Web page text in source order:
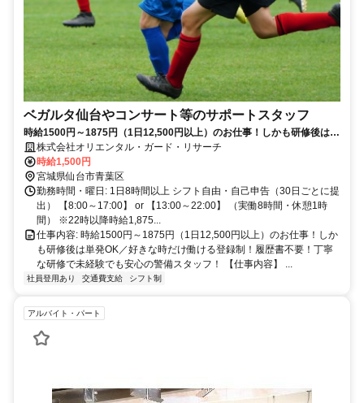
ベガルタ仙台やコンサート等のサポートスタッフ
時給1500円～1875円（1日12,500円以上）のお仕事！しかも研修後は単
発OK／好きな時だけ働ける登録制！履歴書不要！丁寧な研修で未経験で
も安心の警備スタッフ！
株式会社オリエンタル・ガード・リサーチ
時給1,500円
宮城県仙台市青葉区
勤務時間・曜日: 1日8時間以上 シフト自由・自己申告（30日ごとに提
出） 【8:00～17:00】 or 【13:00～22:00】 （実働8時間・休憩1時
間） ※22時以降時給1,875...
仕事内容: 時給1500円～1875円（1日12,500円以上）のお仕事！しか
も研修後は単発OK／好きな時だけ働ける登録制！履歴書不要！丁寧
な研修で未経験でも安心の警備スタッフ！ 【仕事内容】 ...
社員登用あり 交通費支給 シフト制
アルバイト・パート